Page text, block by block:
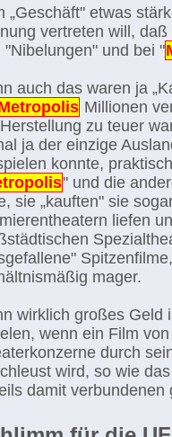
„Geschäft" etwas
vertreten will,
"Nibelungen" und bei "
auch das waren ja
Millionen
zu teuer
ja der einzige
konnte,
" und die
sie „kauften" sie
liefen
mager.
wirklich großes Geld
wenn ein Film
durch
wird, so wie
damit